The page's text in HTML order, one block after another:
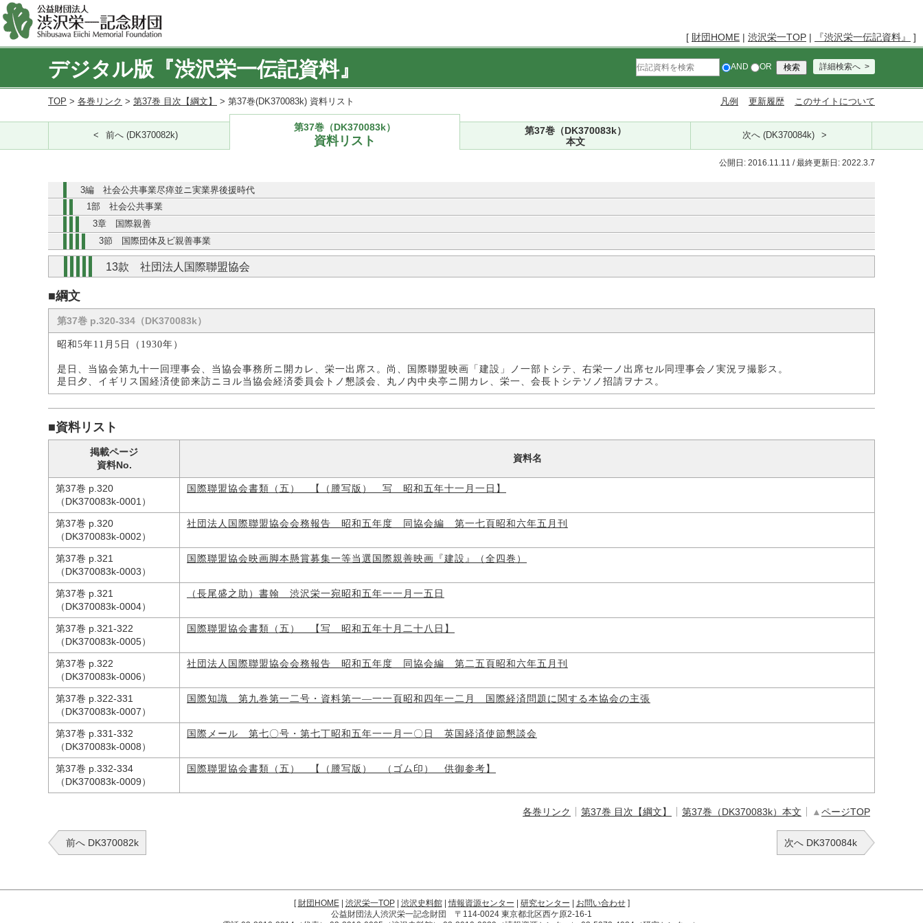
[ 財団HOME | 渋沢栄一TOP | 『渋沢栄一伝記資料』 ]
デジタル版『渋沢栄一伝記資料』 AND OR 詳細検索へ
TOP > 各巻リンク > 第37巻 目次【綱文】 > 第37巻(DK370083k) 資料リスト 凡例 更新履歴 このサイトについて
前へ (DK370082k)
第37巻（DK370083k）
資料リスト
第37巻（DK370083k）
本文
次へ (DK370084k)
公開日: 2016.11.11 / 最終更新日: 2022.3.7
3編 社会公共事業尽瘁並ニ実業界後援時代
1部 社会公共事業
3章 国際親善
3節 国際団体及ビ親善事業
13款 社団法人国際聯盟協会
■綱文
第37巻 p.320-334（DK370083k）
昭和5年11月5日（1930年）
是日、当協会第九十一回理事会、当協会事務所ニ開カレ、栄一出席ス。尚、国際聯盟映画「建設」ノ一部トシテ、右栄一ノ出席セル同理事会ノ実況ヲ撮影ス。
是日夕、イギリス国経済使節来訪ニヨル当協会経済委員会トノ懇談会、丸ノ内中央亭ニ開カレ、栄一、会長トシテソノ招請ヲナス。
■資料リスト
掲載ページ
資料No.
資料名
第37巻 p.320
（DK370083k-0001）
国際聯盟協会書類（五） 【（謄写版） 写 昭和五年十一月一日】
第37巻 p.320
（DK370083k-0002）
社団法人国際聯盟協会会務報告 昭和五年度 同協会編 第一七頁昭和六年五月刊
第37巻 p.321
（DK370083k-0003）
国際聯盟協会映画脚本懸賞募集一等当選国際親善映画『建設』（全四巻）
第37巻 p.321
（DK370083k-0004）
（長尾盛之助）書翰 渋沢栄一宛昭和五年一一月一五日
第37巻 p.321-322
（DK370083k-0005）
国際聯盟協会書類（五） 【写 昭和五年十月二十八日】
第37巻 p.322
（DK370083k-0006）
社団法人国際聯盟協会会務報告 昭和五年度 同協会編 第二五頁昭和六年五月刊
第37巻 p.322-331
（DK370083k-0007）
国際知識 第九巻第一二号・資料第一―一一頁昭和四年一二月 国際経済問題に関する本協会の主張
第37巻 p.331-332
（DK370083k-0008）
国際メール 第七〇号・第七丁昭和五年一一月一〇日 英国経済使節懇談会
第37巻 p.332-334
（DK370083k-0009）
国際聯盟協会書類（五） 【（謄写版） （ゴム印） 供御参考】
各巻リンク 第37巻 目次【綱文】 第37巻（DK370083k）本文 ▲ページTOP
前へ DK370082k 次へ DK370084k
[財団HOME| 渋沢栄一TOP| 渋沢史料館|情報資源センター 研究センター お問い合わせ]
公益財団法人渋沢栄一記念財団 〒114-0024 東京都北区西ケ原2-16-1